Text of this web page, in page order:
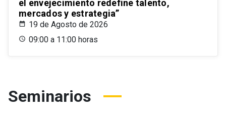
el envejecimiento redefine talento,
mercados y estrategia”
19 de Agosto de 2026
09:00 a 11:00 horas
Seminarios